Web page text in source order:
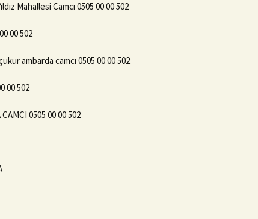
Mahallesi Camcı 0505 00 00 502
00 502
ambarda camcı 0505 00 00 502
00 502
0505 00 00 502